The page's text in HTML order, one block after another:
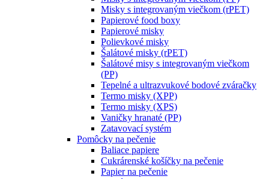
Misky s integrovaným viečkom (rPET)
Papierové food boxy
Papierové misky
Polievkové misky
Šalátové misky (rPET)
Šalátové misy s integrovaným viečkom
(PP)
Tepelné a ultrazvukové bodové zváračky
Termo misky (XPP)
Termo misky (XPS)
Vaničky hranaté (PP)
Zatavovací systém
Pomôcky na pečenie
Baliace papiere
Cukrárenské košíčky na pečenie
Papier na pečenie